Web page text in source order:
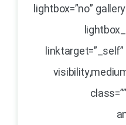
lightbox=”no”